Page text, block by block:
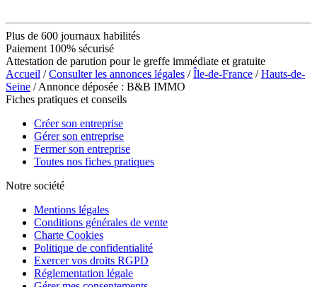
Plus de 600 journaux habilités
Paiement 100% sécurisé
Attestation de parution pour le greffe immédiate et gratuite
Accueil /Consulter les annonces légales /Île-de-France /Hauts-de-
Seine / Annonce déposée : B&B IMMO
Fiches pratiques et conseils
Créer son entreprise
Gérer son entreprise
Fermer son entreprise
Toutes nos fiches pratiques
Notre société
Mentions légales
Conditions générales de vente
Charte Cookies
Politique de confidentialité
Exercer vos droits RGPD
Réglementation légale